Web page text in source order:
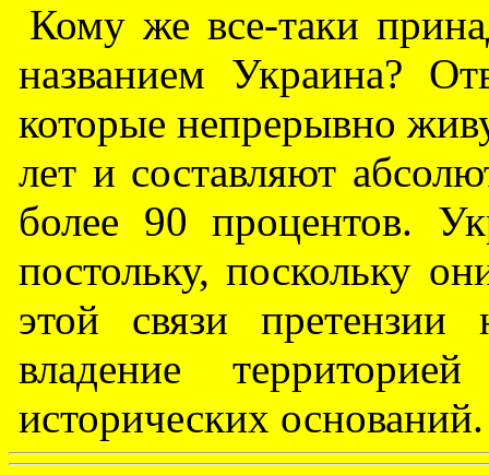
Кому же все-таки
названием Украина?
которые непрерывно
лет и составляют
более 90 процентов.
постольку, поскольку
этой связи
владение
исторических оснований.